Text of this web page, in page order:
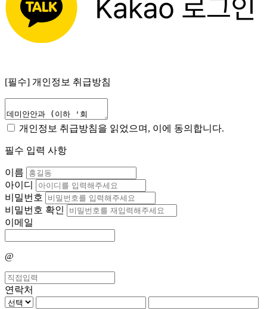
[필수] 개인정보 취급방침
개인정보 취급방침을 읽었으며, 이에 동의합니다.
필수 입력 사항
이름
아이디
비밀번호
비밀번호 확인
이메일
@
연락처